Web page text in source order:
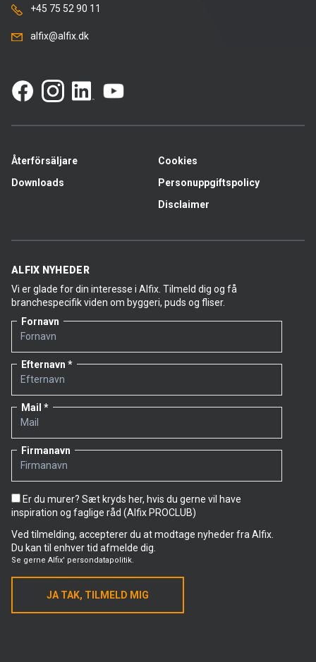
+45 75 52 90 11
alfix@alfix.dk
Återförsäljare
Downloads
Cookies
Personuppgiftspolicy
Disclaimer
ALFIX NYHEDER
Vi er glade for din interesse i Alfix. Tilmeld dig og få
branchespecifik viden om byggeri, puds og fliser.
Fornavn
Efternavn
Mail
Firmanavn
Er du murer? Sæt kryds her, hvis du gerne vil have
inspiration og faglige råd (Alfix PROCLUB)
Ved tilmelding, accepterer du at modtage nyheder fra Alfix.
Du kan til enhver tid afmelde dig.
Se gerne Alfix' persondatapolitik.
JA TAK, TILMELD MIG